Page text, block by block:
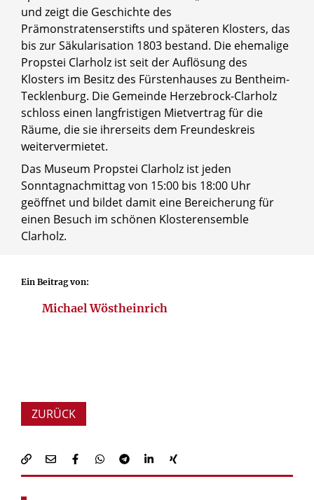
und zeigt die Geschichte des
Prämonstratenserstifts und späteren Klosters, das
bis zur Säkularisation 1803 bestand. Die ehemalige
Propstei Clarholz ist seit der Auflösung des
Klosters im Besitz des Fürstenhauses zu Bentheim-
Tecklenburg. Die Gemeinde Herzebrock-Clarholz
schloss einen langfristigen Mietvertrag für die
Räume, die sie ihrerseits dem Freundeskreis
weitervermietet.
Das Museum Propstei Clarholz ist jeden
Sonntagnachmittag von 15:00 bis 18:00 Uhr
geöffnet und bildet damit eine Bereicherung für
einen Besuch im schönen Klosterensemble
Clarholz.
Ein Beitrag von:
Michael Wöstheinrich
ZURÜCK